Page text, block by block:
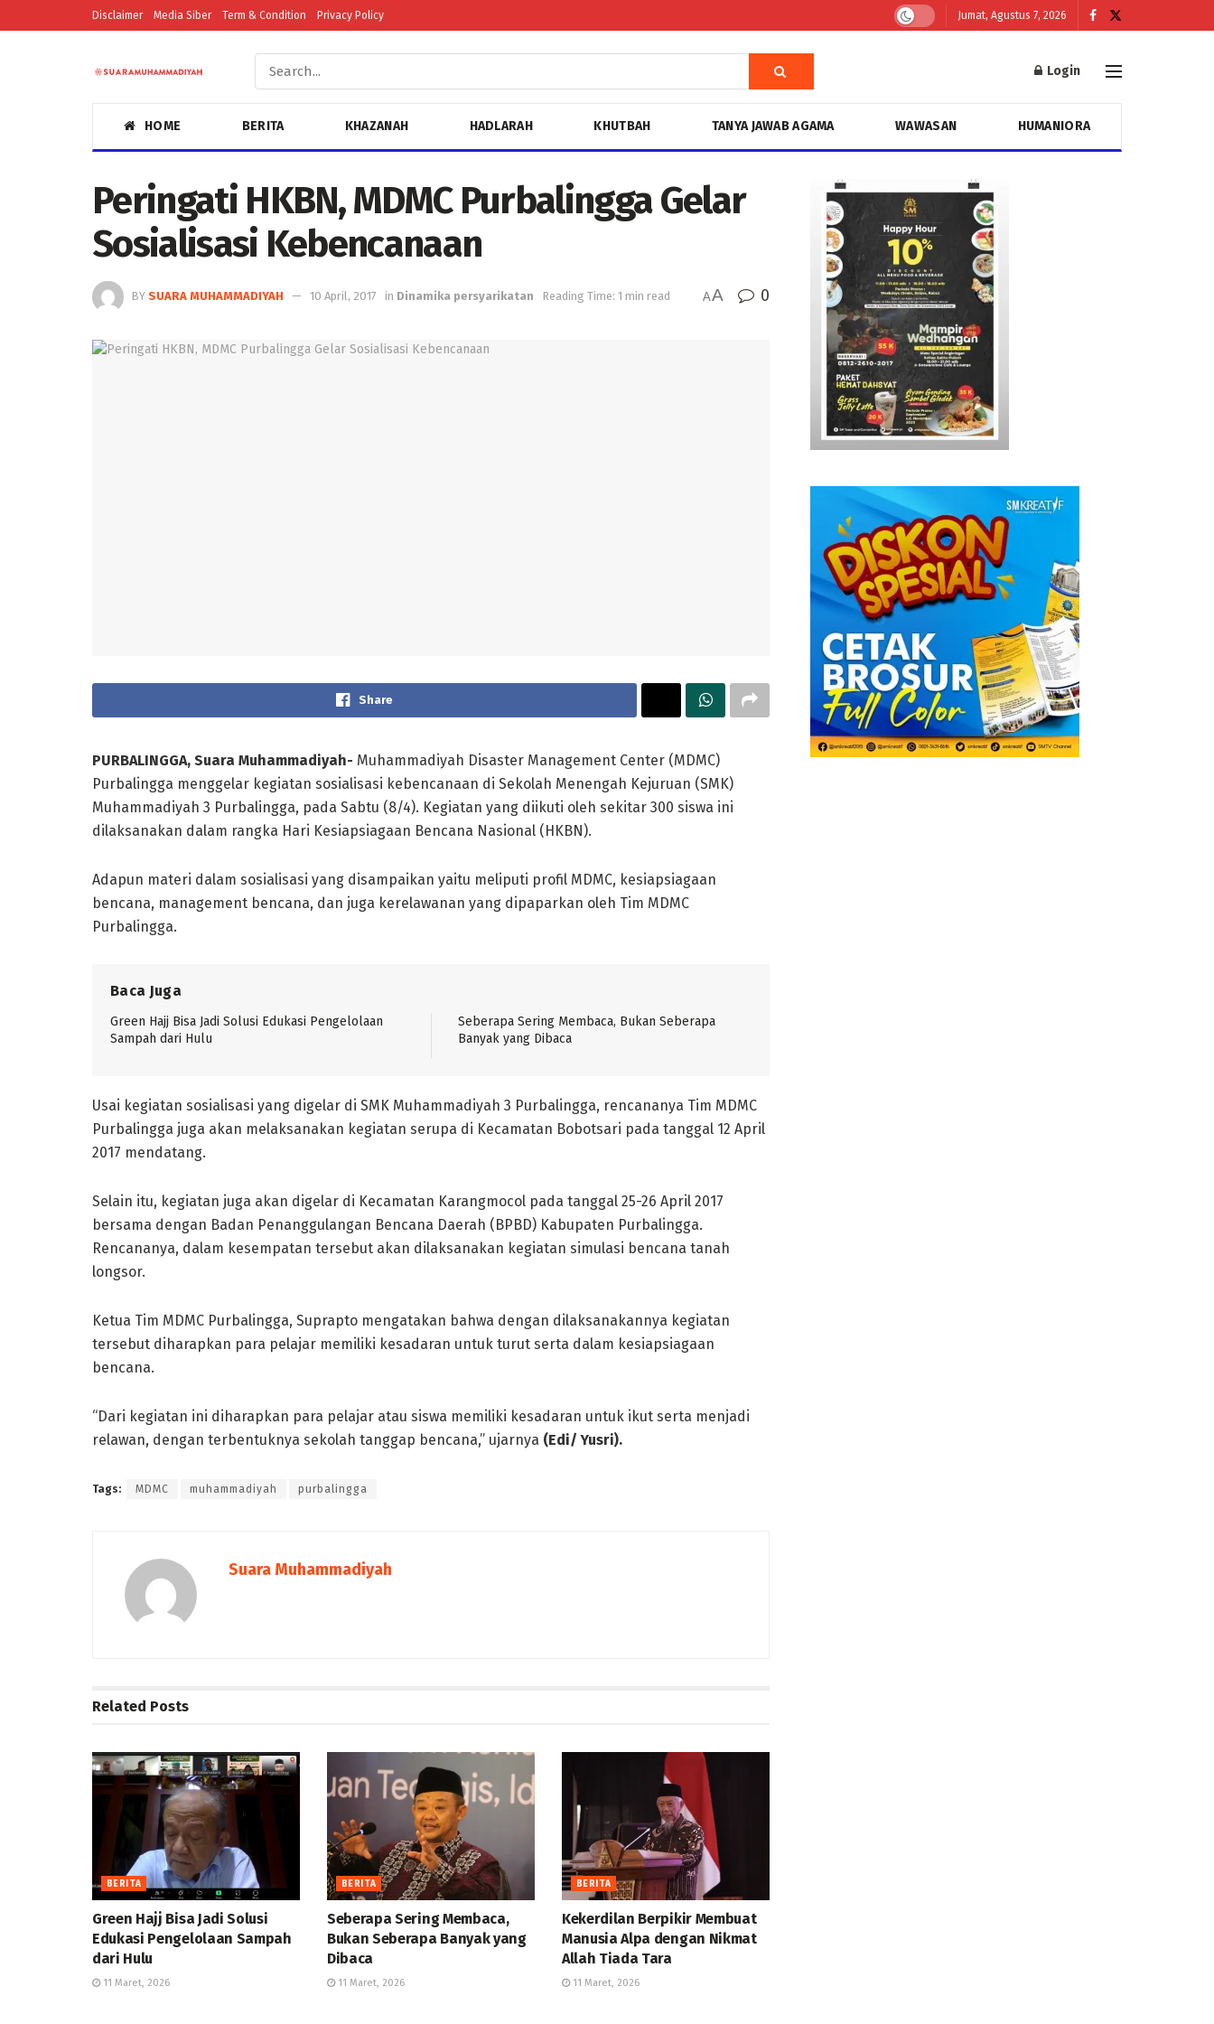
Disclaimer Media Siber Term & Condition Privacy Policy Jumat, Agustus 7, 2026
Login
HOME BERITA KHAZANAH HADLARAH KHUTBAH TANYA JAWAB AGAMA WAWASAN HUMANIORA
Peringati HKBN, MDMC Purbalingga Gelar
Sosialisasi Kebencanaan
BY SUARA MUHAMMADIYAH 10 April, 2017 in Dinamika persyarikatan Reading Time: 1 min read AA 0
Share
PURBALINGGA, Suara Muhammadiyah- Muhammadiyah Disaster Management Center (MDMC)
Purbalingga menggelar kegiatan sosialisasi kebencanaan di Sekolah Menengah Kejuruan (SMK)
Muhammadiyah 3 Purbalingga, pada Sabtu (8/4). Kegiatan yang diikuti oleh sekitar 300 siswa ini
dilaksanakan dalam rangka Hari Kesiapsiagaan Bencana Nasional (HKBN).
Adapun materi dalam sosialisasi yang disampaikan yaitu meliputi profil MDMC, kesiapsiagaan
bencana, management bencana, dan juga kerelawanan yang dipaparkan oleh Tim MDMC
Purbalingga.
Baca Juga
Green Hajj Bisa Jadi Solusi Edukasi Pengelolaan
Sampah dari Hulu
Seberapa Sering Membaca, Bukan Seberapa
Banyak yang Dibaca
Usai kegiatan sosialisasi yang digelar di SMK Muhammadiyah 3 Purbalingga, rencananya Tim MDMC
Purbalingga juga akan melaksanakan kegiatan serupa di Kecamatan Bobotsari pada tanggal 12 April
2017 mendatang.
Selain itu, kegiatan juga akan digelar di Kecamatan Karangmocol pada tanggal 25-26 April 2017
bersama dengan Badan Penanggulangan Bencana Daerah (BPBD) Kabupaten Purbalingga.
Rencananya, dalam kesempatan tersebut akan dilaksanakan kegiatan simulasi bencana tanah
longsor.
Ketua Tim MDMC Purbalingga, Suprapto mengatakan bahwa dengan dilaksanakannya kegiatan
tersebut diharapkan para pelajar memiliki kesadaran untuk turut serta dalam kesiapsiagaan
bencana.
“Dari kegiatan ini diharapkan para pelajar atau siswa memiliki kesadaran untuk ikut serta menjadi
relawan, dengan terbentuknya sekolah tanggap bencana,” ujarnya (Edi/ Yusri).
Tags: MDMC muhammadiyah purbalingga
Suara Muhammadiyah
Related Posts
BERITA
Green Hajj Bisa Jadi Solusi
Edukasi Pengelolaan Sampah
dari Hulu
11 Maret, 2026
BERITA
Seberapa Sering Membaca,
Bukan Seberapa Banyak yang
Dibaca
11 Maret, 2026
BERITA
Kekerdilan Berpikir Membuat
Manusia Alpa dengan Nikmat
Allah Tiada Tara
11 Maret, 2026